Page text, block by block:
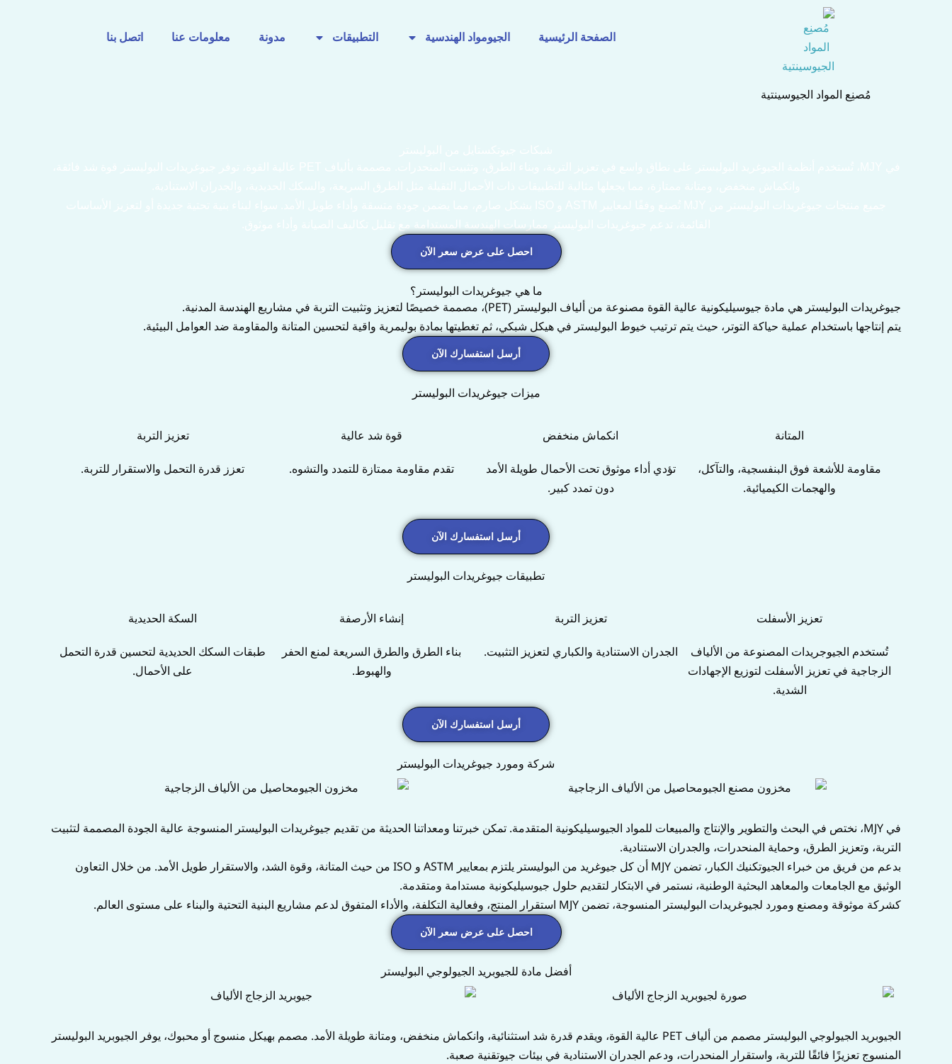
مُصنِع المواد الجيوسينتية
الصفحة الرئيسية الجيومواد الهندسية التطبيقات مدونة معلومات عنا اتصل بنا
احصل على عرض سعر الآن
ما هي جيوغريدات البوليستر؟
جيوغريدات البوليستر هي مادة جيوسيليكونية عالية القوة مصنوعة من ألياف البوليستر (PET)، مصممة خصيصًا لتعزيز وتثبيت التربة في مشاريع الهندسة المدنية.
يتم إنتاجها باستخدام عملية حياكة التوتر، حيث يتم ترتيب خيوط البوليستر في هيكل شبكي، ثم تغطيتها بمادة بوليمرية واقية لتحسين المتانة والمقاومة ضد العوامل البيئية.
أرسل استفسارك الآن
ميزات جيوغريدات البوليستر
المتانة
مقاومة للأشعة فوق البنفسجية، والتآكل،
والهجمات الكيميائية.
انكماش منخفض
تؤدي أداء موثوق تحت الأحمال طويلة الأمد
دون تمدد كبير.
قوة شد عالية
تقدم مقاومة ممتازة للتمدد والتشوه.
تعزيز التربة
تعزز قدرة التحمل والاستقرار للتربة.
أرسل استفسارك الآن
تطبيقات جيوغريدات البوليستر
تعزيز الأسفلت
تُستخدم الجيوجريدات المصنوعة من الألياف
الزجاجية في تعزيز الأسفلت لتوزيع الإجهادات
الشدية.
تعزيز التربة
الجدران الاستنادية والكباري لتعزيز التثبيت.
إنشاء الأرصفة
بناء الطرق والطرق السريعة لمنع الحفر
والهبوط.
السكة الحديدية
طبقات السكك الحديدية لتحسين قدرة التحمل
على الأحمال.
أرسل استفسارك الآن
شركة ومورد جيوغريدات البوليستر
في MJY، نختص في البحث والتطوير والإنتاج والمبيعات للمواد الجيوسيليكونية المتقدمة. تمكن خبرتنا ومعداتنا الحديثة من تقديم جيوغريدات البوليستر المنسوجة عالية الجودة المصممة لتثبيت
التربة، وتعزيز الطرق، وحماية المنحدرات، والجدران الاستنادية.
بدعم من فريق من خبراء الجيوتكنيك الكبار، تضمن MJY أن كل جيوغريد من البوليستر يلتزم بمعايير ASTM و ISO من حيث المتانة، وقوة الشد، والاستقرار طويل الأمد. من خلال التعاون
الوثيق مع الجامعات والمعاهد البحثية الوطنية، نستمر في الابتكار لتقديم حلول جيوسيليكونية مستدامة ومتقدمة.
كشركة موثوقة ومصنع ومورد لجيوغريدات البوليستر المنسوجة، تضمن MJY استقرار المنتج، وفعالية التكلفة، والأداء المتفوق لدعم مشاريع البنية التحتية والبناء على مستوى العالم.
احصل على عرض سعر الآن
أفضل مادة للجيوبريد الجيولوجي البوليستر
الجيوبريد الجيولوجي البوليستر مصمم من ألياف PET عالية القوة، ويقدم قدرة شد استثنائية، وانكماش منخفض، ومتانة طويلة الأمد. مصمم بهيكل منسوج أو محبوك، يوفر الجيوبريد البوليستر
المنسوج تعزيزًا فائقًا للتربة، واستقرار المنحدرات، ودعم الجدران الاستنادية في بيئات جيوتقنية صعبة.